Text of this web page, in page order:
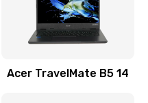
Acer TravelMate B5 14